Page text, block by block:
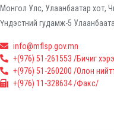
Монгол Улс, Улаанбаатар хот,
Үндэстний гудамж-5
info@mflsp.gov.mn
+(976) 51-261553 /Бичиг
+(976) 51-260200 /Олон
+(976) 11-328634 /Факс/